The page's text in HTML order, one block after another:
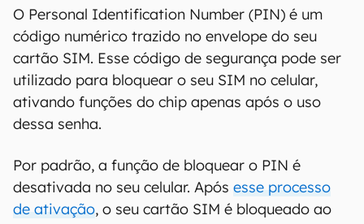
O Personal Identification Number (PIN) é um
código numérico trazido no envelope do seu
cartão SIM. Esse código de segurança pode ser
utilizado para bloquear o seu SIM no celular,
ativando funções do chip apenas após o uso
dessa senha.
Por padrão, a função de bloquear o PIN é
desativada no seu celular. Após esse processo
de ativação, o seu cartão SIM é bloqueado ao